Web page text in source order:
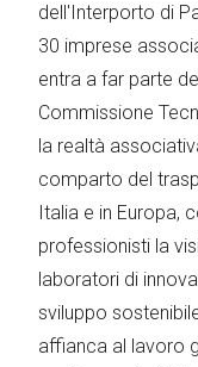
dell'Interporto di
30 imprese
entra a far parte
Commissione
la realtà
comparto del
Italia e in Europa,
professionisti la
laboratori di
sviluppo
affianca al lavoro